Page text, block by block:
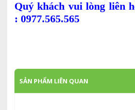
Quý khách vui lòng liên
: 0977.565.565
SẢN PHẨM LIÊN QUAN